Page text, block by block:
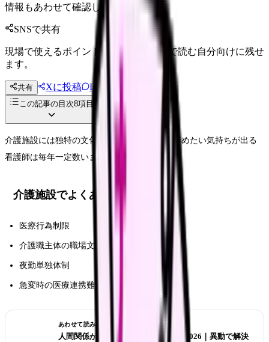
情報もあわせて確認してください。
SNSで共有
現場で使えるポイントを、同僚やあとで読む自分向けに残せ
ます。
共有 Xに投稿 LINE
投稿文コピー
この記事の目次8項目
介護施設には独特の文化と業務負荷があり、辞めたい気持ちが出る
看護師は毎年一定数います.
介護施設でよくある消耗ポイント
医療行為制限
介護職主体の職場文化
夜勤単独体制
急変時の医療連携難
あわせて読みたい
人間関係がつらい看護師の転職判断 2026｜異動で解決